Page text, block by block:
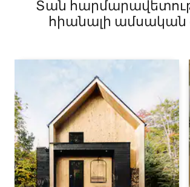
Տան
հիանալի ամսական